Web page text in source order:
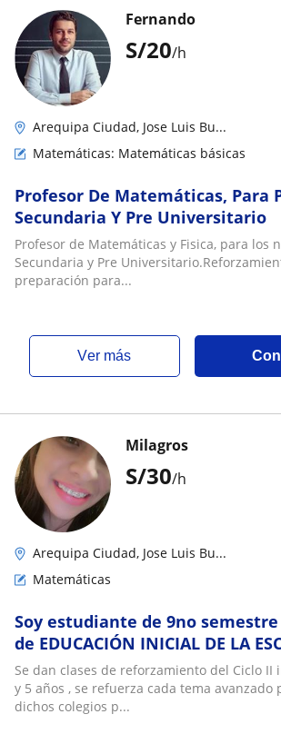
S/20/h
Fernando
Arequipa Ciudad, Jose Luis Bu...
Matemáticas: Matemáticas básicas
Profesor De Matemáticas, Para
Secundaria Y Pre Universitario
Profesor de Matemáticas y Fisica, para los
Secundaria y Pre
preparación para...
ver más
S/30/h
Milagros
Arequipa Ciudad, Jose Luis Bu...
Matemáticas
Soy estudiante de 9no
de EDUCACIÓN INICIAL DE LA
SUPERIOR PEDAGÓGICA
Se dan clases de reforzamiento del Ciclo II
y 5 años , se refuerza cada tema avanzado
dichos colegios p...